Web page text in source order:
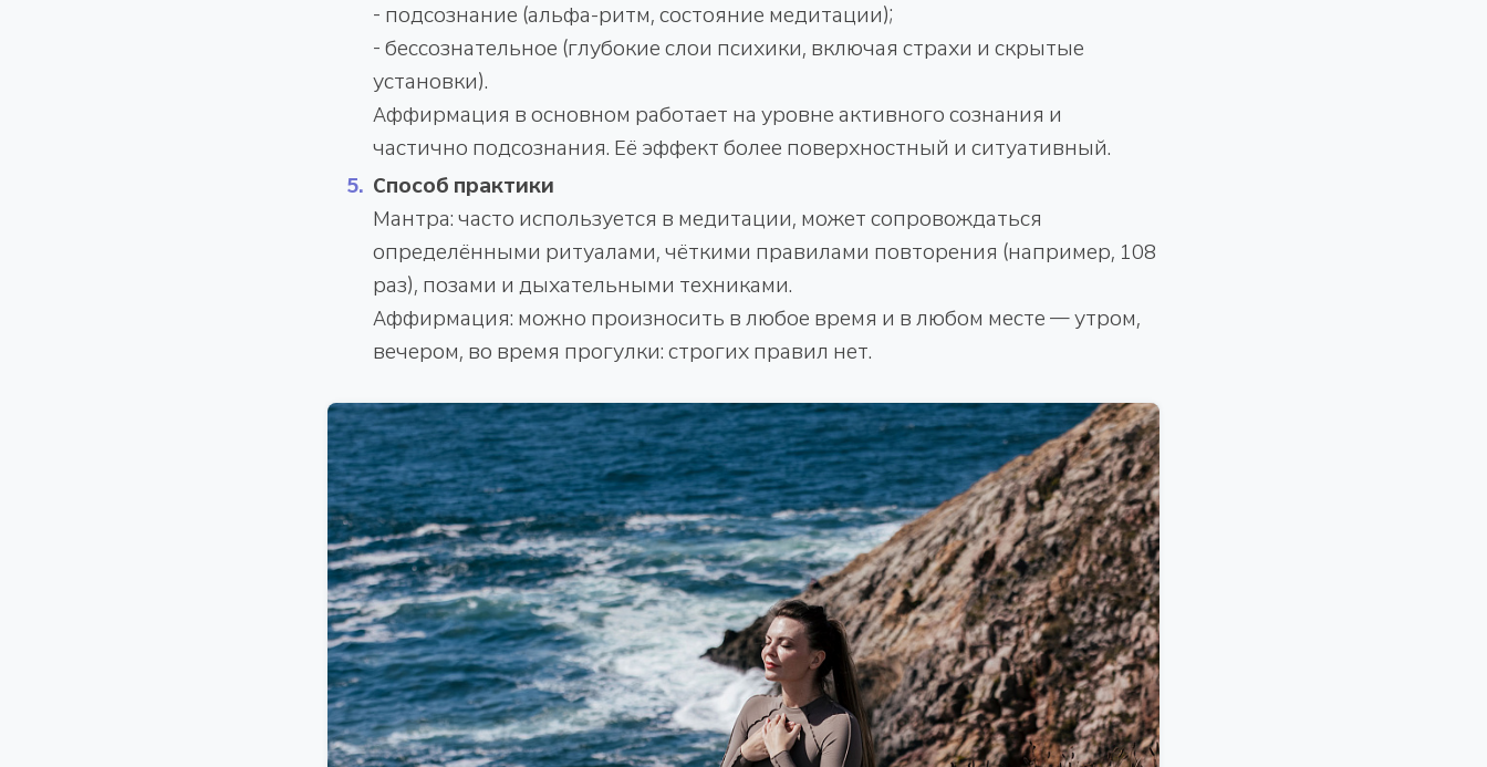
- подсознание (альфа-ритм, состояние медитации);
- бессознательное (глубокие слои психики, включая страхи и скрытые
установки).
Аффирмация в основном работает на уровне активного сознания и
частично подсознания. Её эффект более поверхностный и ситуативный.
Способ практики
Мантра: часто используется в медитации, может сопровождаться
определёнными ритуалами, чёткими правилами повторения (например, 108
раз), позами и дыхательными техниками.
Аффирмация: можно произносить в любое время и в любом месте — утром,
вечером, во время прогулки: строгих правил нет.